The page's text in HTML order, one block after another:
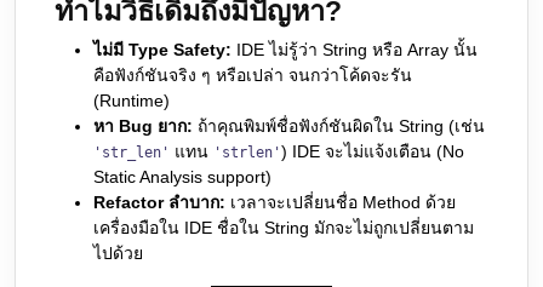
ทำไมวิธีเดิมถึงมีปัญหา?
ไม่มี Type Safety: IDE ไม่รู้ว่า String หรือ Array นั้น
คือฟังก์ชันจริง ๆ หรือเปล่า จนกว่าโค้ดจะรัน
(Runtime)
หา Bug ยาก: ถ้าคุณพิมพ์ชื่อฟังก์ชันผิดใน String (เช่น
'str_len' แทน 'strlen' ) IDE จะไม่แจ้งเตือน (No
Static Analysis support)
Refactor ลำบาก: เวลาจะเปลี่ยนชื่อ Method ด้วย
เครื่องมือใน IDE ชื่อใน String มักจะไม่ถูกเปลี่ยนตาม
ไปด้วย